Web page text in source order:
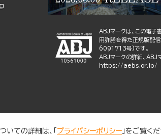
ABJマークは、この電子
用許諾を得た正規版配
6091713号)です。
ABJマークの詳細、ABJ
https://aebs.or.jp/
ての詳細は、「 プライバシーポリシー 」をご覧く